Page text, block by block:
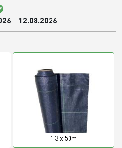
- 12.08.2026
1.3 x 50m